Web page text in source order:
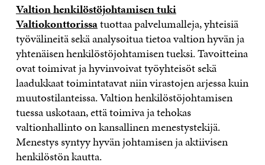
Valtion henkilöstöjohtamisen tuki
Valtiokonttorissatuottaa palvelumalleja, yhteisiä
työvälineitä sekä analysoitua tietoa valtion hyvän ja
yhtenäisen henkilöstöjohtamisen tueksi. Tavoitteina
ovat toimivat ja hyvinvoivat työyhteisöt sekä
laadukkaat toimintatavat niin virastojen arjessa kuin
muutostilanteissa. Valtion henkilöstöjohtamisen
tuessa uskotaan, että toimiva ja tehokas
valtionhallinto on kansallinen menestystekijä.
Menestys syntyy hyvän johtamisen ja aktiivisen
henkilöstön kautta.